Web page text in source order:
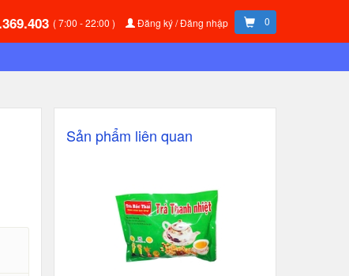
( 7:00 - 22:00 ) Đăng ký / Đăng nhập 0
Sản phẩm liên quan